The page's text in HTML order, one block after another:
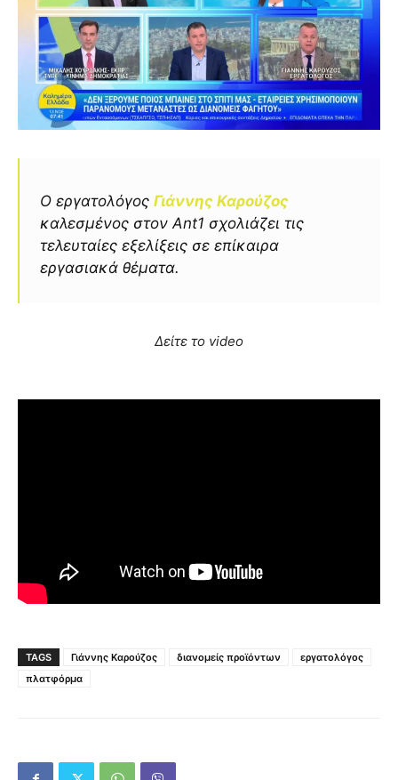
Ο εργατολόγος Γιάννης Καρούζος
καλεσμένος στον Ant1 σχολιάζει τις
τελευταίες εξελίξεις σε επίκαιρα
εργασιακά θέματα.
Δείτε το video
TAGS Γιάννης Καρούζος διανομείς προϊόντων
εργατολόγος
πλατφόρμα